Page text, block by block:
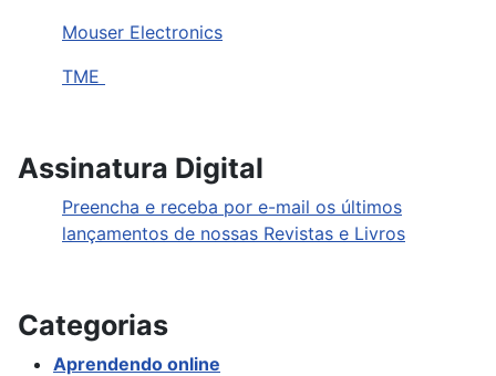
Mouser Electronics
TME
Assinatura Digital
Preencha e receba por e-mail os últimos
lançamentos de nossas Revistas e Livros
Categorias
Aprendendo online